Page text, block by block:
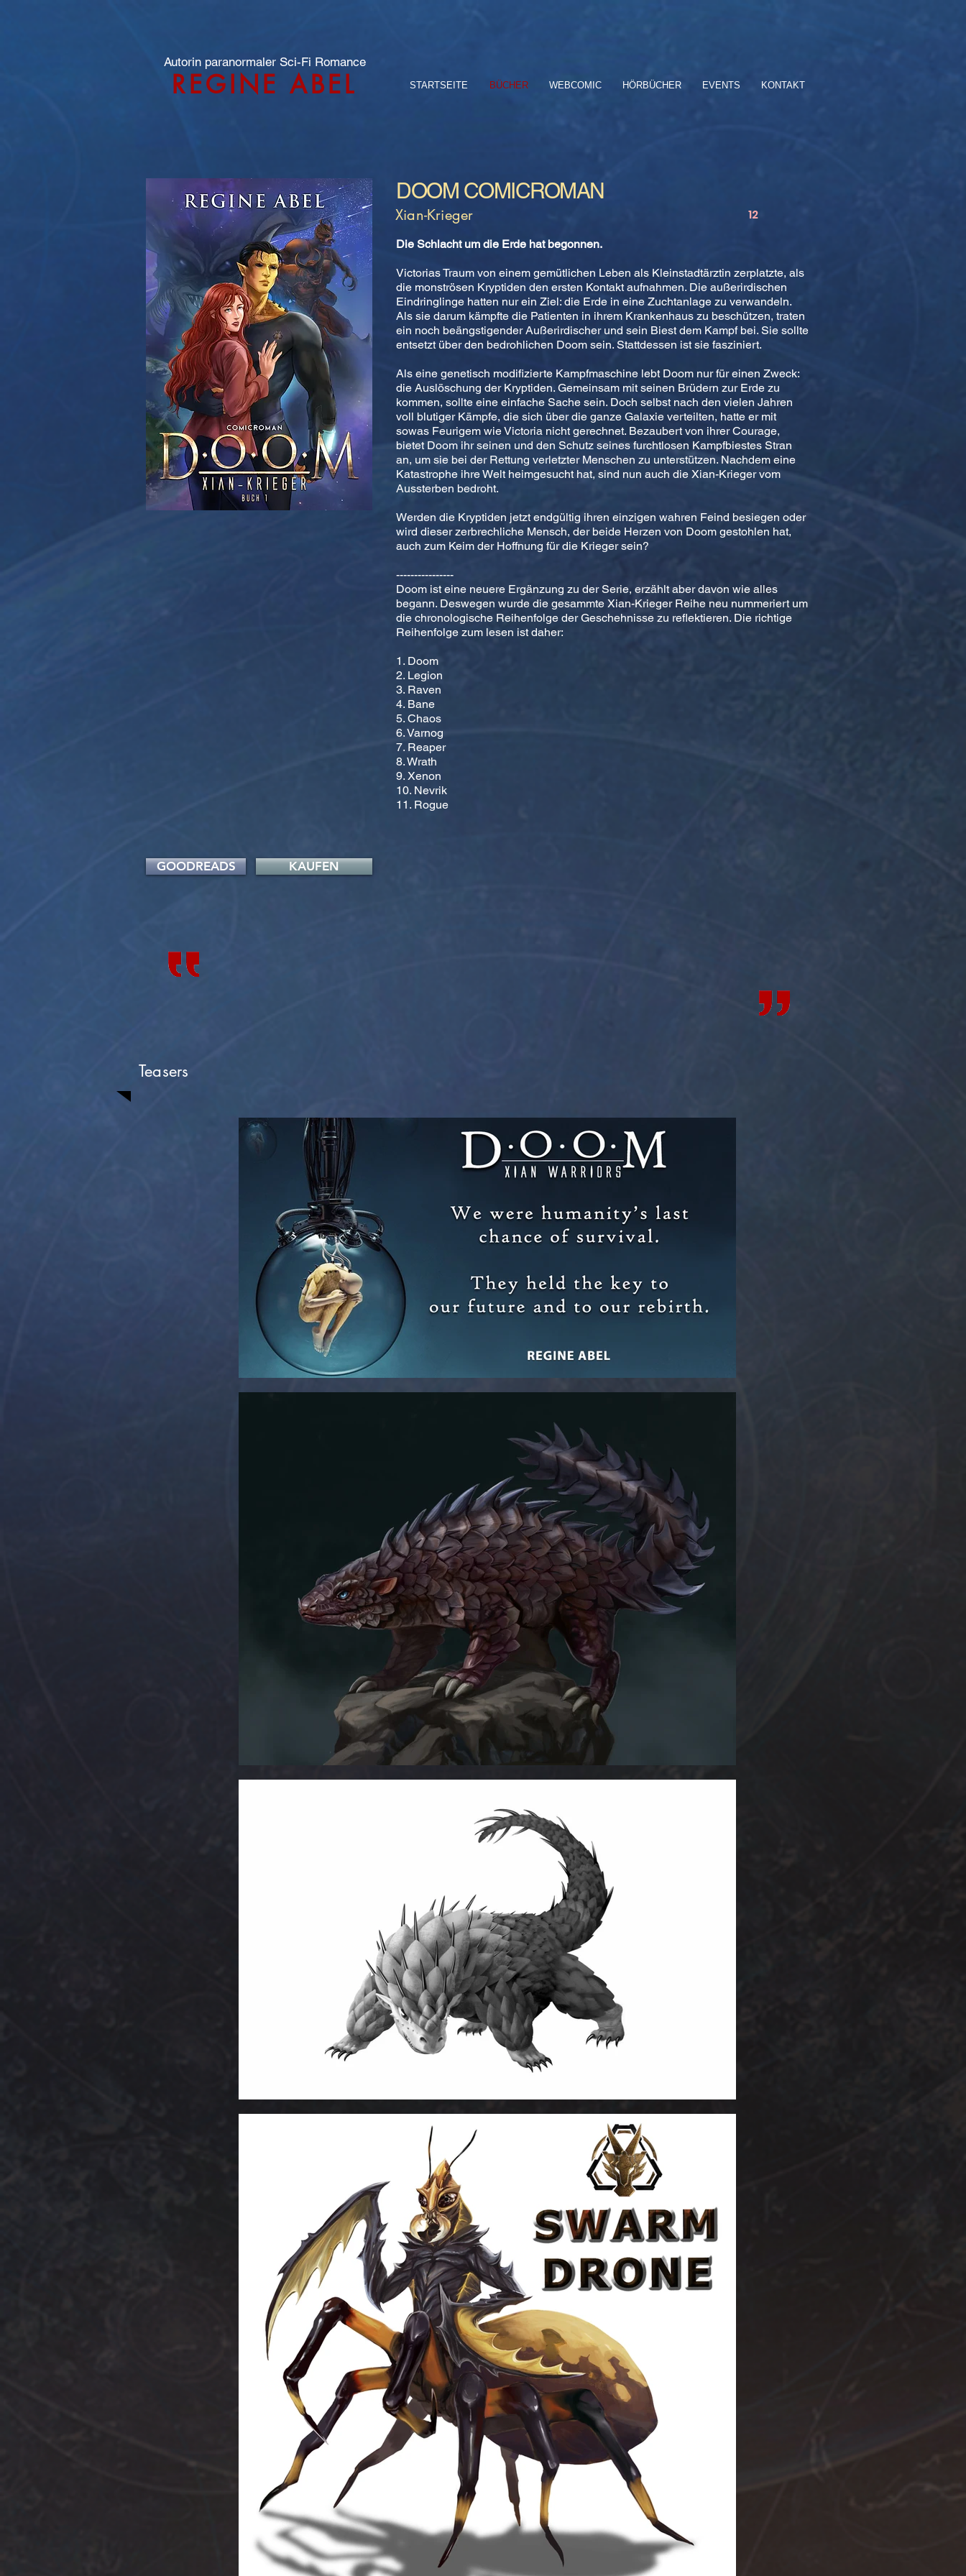
Autorin paranormaler Sci-Fi Romance
REGINE ABEL STARTSEITE BÜCHER WEBCOMIC HÖRBÜCHER EVENTS KONTAKT
DOOM COMICROMAN
Xian-Krieger 12
Die Schlacht um die Erde hat begonnen.
Victorias Traum von einem gemütlichen Leben als Kleinstadtärztin zerplatzte, als
die monströsen Kryptiden den ersten Kontakt aufnahmen. Die außerirdischen
Eindringlinge hatten nur ein Ziel: die Erde in eine Zuchtanlage zu verwandeln.
Als sie darum kämpfte die Patienten in ihrem Krankenhaus zu beschützen, traten
ein noch beängstigender Außerirdischer und sein Biest dem Kampf bei. Sie sollte
entsetzt über den bedrohlichen Doom sein. Stattdessen ist sie fasziniert.
Als eine genetisch modifizierte Kampfmaschine lebt Doom nur für einen Zweck:
die Auslöschung der Kryptiden. Gemeinsam mit seinen Brüdern zur Erde zu
kommen, sollte eine einfache Sache sein. Doch selbst nach den vielen Jahren
voll blutiger Kämpfe, die sich über die ganze Galaxie verteilten, hatte er mit
sowas Feurigem wie Victoria nicht gerechnet. Bezaubert von ihrer Courage,
bietet Doom ihr seinen und den Schutz seines furchtlosen Kampfbiestes Stran
an, um sie bei der Rettung verletzter Menschen zu unterstützen. Nachdem eine
Katastrophe ihre Welt heimgesucht hat, sind nun auch die Xian-Krieger vom
Aussterben bedroht.
Werden die Kryptiden jetzt endgültig ihren einzigen wahren Feind besiegen oder
wird dieser zerbrechliche Mensch, der beide Herzen von Doom gestohlen hat,
auch zum Keim der Hoffnung für die Krieger sein?
----------------
Doom ist eine neuere Ergänzung zu der Serie, erzählt aber davon wie alles
begann. Deswegen wurde die gesammte Xian-Krieger Reihe neu nummeriert um
die chronologische Reihenfolge der Geschehnisse zu reflektieren. Die richtige
Reihenfolge zum lesen ist daher:
1. Doom
2. Legion
3. Raven
4. Bane
5. Chaos
6. Varnog
7. Reaper
8. Wrath
9. Xenon
10. Nevrik
11. Rogue
GOODREADS KAUFEN
Teasers